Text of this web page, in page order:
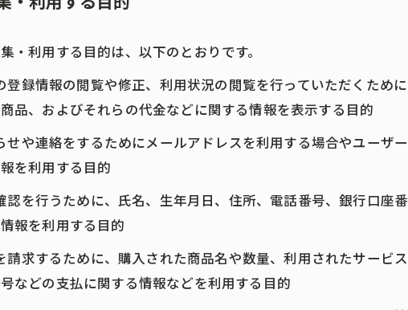
・利用する目的は、以下のとおりです。
登録情報の閲覧や修正、利用状況の閲覧を行っていただくため
品、およびそれらの代金などに関する情報を表示する目的
せや連絡をするためにメールアドレスを利用する場合やユーザ
を利用する目的
認を行うために、氏名、生年月日、住所、電話番号、銀行口座
報を利用する目的
請求するために、購入された商品名や数量、利用されたサービ
などの支払に関する情報などを利用する目的